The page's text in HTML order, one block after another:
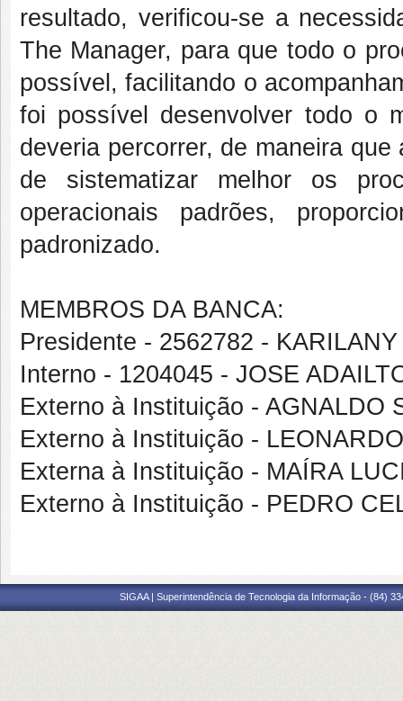
resultado, verificou-se a
The Manager, para que todo o
possível, facilitando o
foi possível desenvolver todo o
deveria percorrer, de maneira
de sistematizar melhor os
operacionais padrões,
padronizado.
MEMBROS DA BANCA:
Presidente - 2562782 -
Interno - 1204045 - JOSE
Externo à Instituição - AGNALDO
Externo à Instituição -
Externa à Instituição - MAÍRA
Externo à Instituição - PEDRO
SIGAA | Superintendência de Tecnologia da Informação - (84)